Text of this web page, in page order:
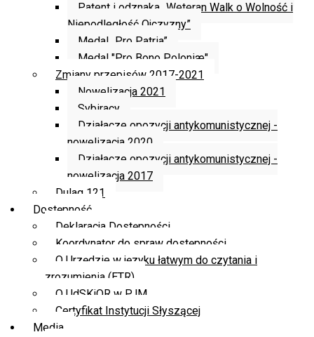
Patent i odznaka „Weteran Walk o Wolność i
Niepodległość Ojczyzny”
Medal „Pro Patria”
Medal "Pro Bono Poloniæ"
Zmiany przepisów 2017-2021
Nowelizacja 2021
Sybiracy
Działacze opozycji antykomunistycznej -
nowelizacja 2020
Działacze opozycji antykomunistycznej -
nowelizacja 2017
Dulag 121
Dostępność
Deklaracja Dostępności
Koordynator do spraw dostępności
O Urzędzie w języku łatwym do czytania i
zrozumienia (ETR)
O UdSKiOR w PJM
Certyfikat Instytucji Słyszącej
Media